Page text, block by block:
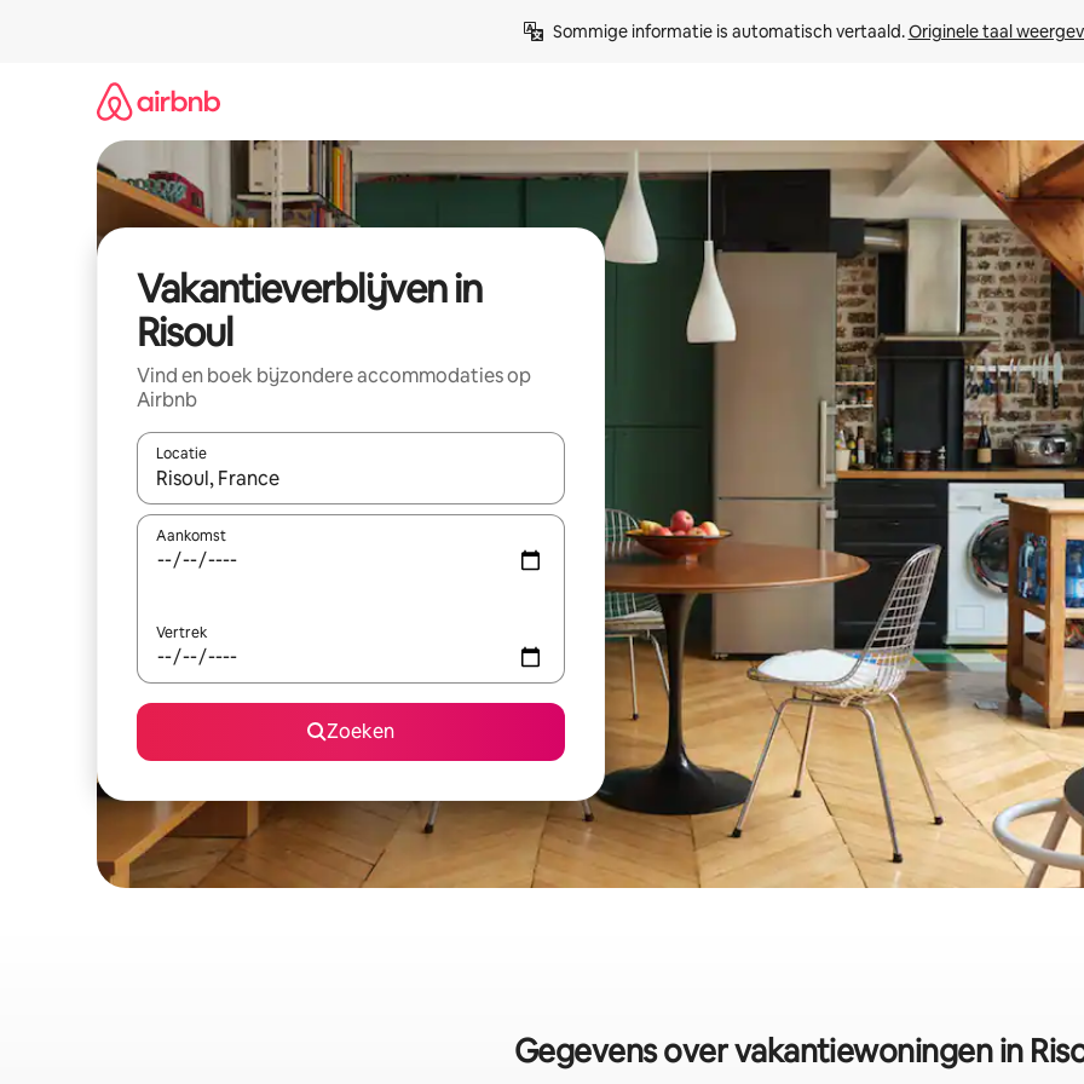
Sommige informatie is automatisch vertaald. Originele taal
Vakantieverblijven in
Risoul
Vind en boek bijzondere accommodaties op
Airbnb
Locatie
Wanneer er resultaten beschikbaar zijn, maak je een keuze met je de pijltjestoetsen omhoog en omlaag, óf door te
Aankomst
Vertrek
Zoeken
Gegevens over vakantiewoningen in